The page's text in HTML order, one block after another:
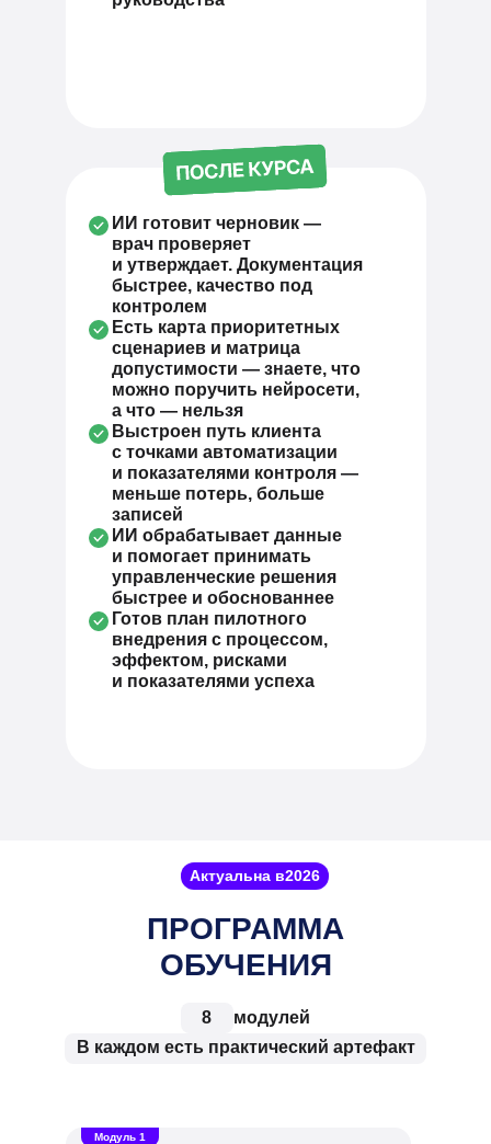
ИИ готовит черновик —
врач проверяет
и утверждает. Документация
быстрее, качество под
контролем
Есть карта приоритетных
сценариев и матрица
допустимости — знаете, что
можно поручить нейросети,
а что — нельзя
Выстроен путь клиента
с точками автоматизации
и показателями контроля —
меньше потерь, больше
записей
ИИ обрабатывает данные
и помогает принимать
управленческие решения
быстрее и обоснованнее
Готов план пилотного
внедрения с процессом,
эффектом, рисками
и показателями успеха
ПРОГРАММА
ОБУЧЕНИЯ
Актуальна в2026
8
модулей
В каждом есть практический артефакт
Модуль 1